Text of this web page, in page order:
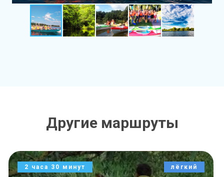
Другие маршруты
7 часов средний